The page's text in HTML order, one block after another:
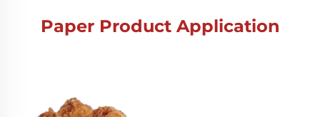
Paper Product Application